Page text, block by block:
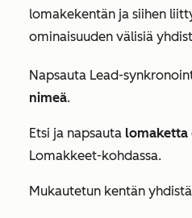
lomakekentän ja siihen
ominaisuuden välisiä
Napsauta Lead-
nimeä.
Etsi ja napsauta lomaketta
Lomakkeet-kohdassa.
Mukautetun kentän